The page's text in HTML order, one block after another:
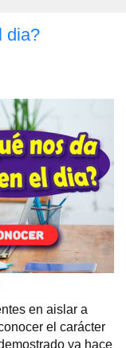
dia?
en aislar a
el carácter
ya hace